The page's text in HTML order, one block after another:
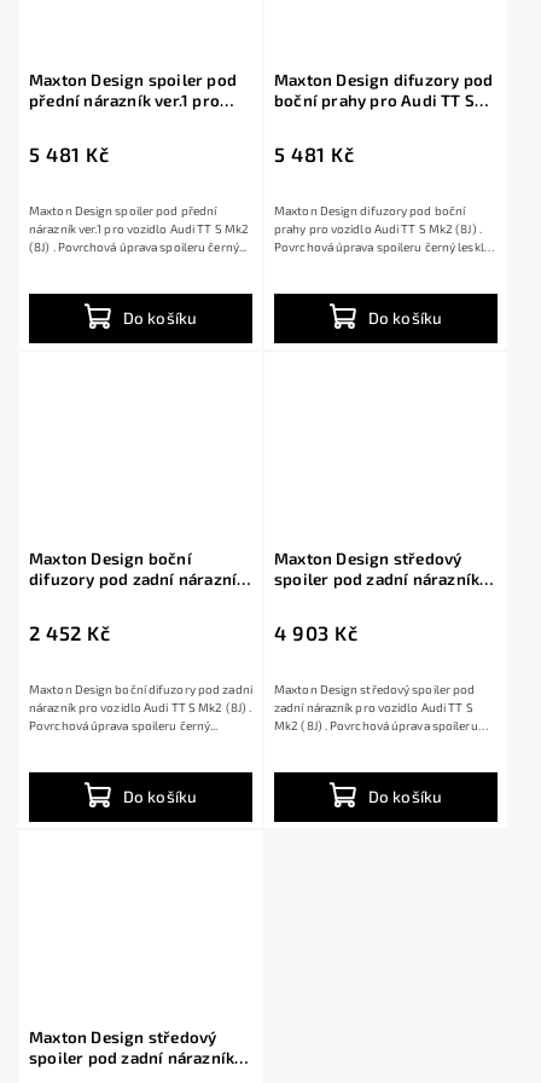
Maxton Design spoiler pod
přední nárazník ver.1 pro
5 481 Kč
Do košíku
Maxton Design spoiler pod přední
nárazník ver.1 pro vozidlo Audi TT S Mk2
(8J) . Povrchová úprava spoileru černý...
Maxton Design difuzory pod
boční prahy pro Audi TT S
5 481 Kč
Do košíku
Maxton Design difuzory pod boční
prahy pro vozidlo Audi TT S Mk2 (8J) .
Povrchová úprava spoileru černý lesklý
Maxton Design boční
difuzory pod zadní nárazník
2 452 Kč
Do košíku
Maxton Design boční difuzory pod zadní
nárazník pro vozidlo Audi TT S Mk2 (8J) .
Povrchová úprava spoileru černý...
Maxton Design středový
spoiler pod zadní nárazník
4 903 Kč
Do košíku
Maxton Design středový spoiler pod
zadní nárazník pro vozidlo Audi TT S
Mk2 (8J) . Povrchová úprava spoileru
Maxton Design středový
spoiler pod zadní nárazník